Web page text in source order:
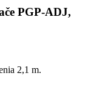
PGP-ADJ,
2,1 m.